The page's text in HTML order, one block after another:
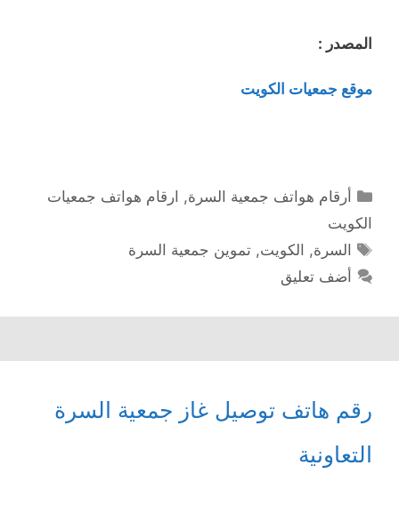
المصدر :
موقع جمعيات الكويت
التصنيفات
أرقام هواتف جمعية السرة, ارقام هواتف جمعيات
الكويت
الوسوم
السرة, الكويت,تموين جمعية السرة
أضف تعليق
رقم هاتف توصيل غاز جمعية السرة
التعاونية